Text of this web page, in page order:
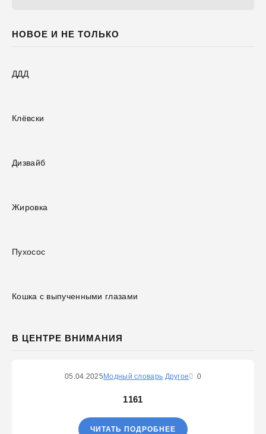
НОВОЕ И НЕ ТОЛЬКО
ДДД
Клёвски
Дизвайб
Жировка
Пухосос
Кошка с выпученными глазами
В ЦЕНТРЕ ВНИМАНИЯ
05.04.2025 Модный словарь Другое 0
1161
ЧИТАТЬ ПОДРОБНЕЕ